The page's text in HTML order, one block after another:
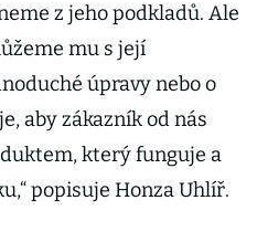
z jeho podkladů. Ale
mu s její
úpravy nebo o
aby zákazník od nás
který funguje a
popisuje Honza Uhlíř.